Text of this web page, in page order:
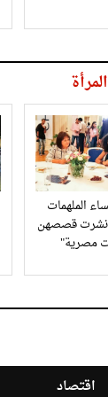
الملهمات
نشرت قصصهن
مصرية"
اقتصاد